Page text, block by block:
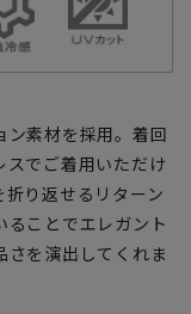
ン素材を採用。着回
スでご着用いただけ
り返せるリターン
ことでエレガント
を演出してくれま